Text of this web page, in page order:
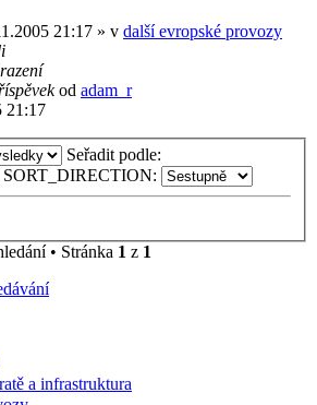
21:17 » v další evropské provozy
od adam_r
21:17
Seřadit podle:
SORT_DIRECTION:
• Stránka 1 z 1
a infrastruktura